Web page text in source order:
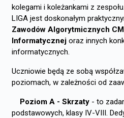
kolegami i koleżankami z
LIGA jest doskonałym
Zawodów Algorytmicznych
Informatycznej oraz innych
informatycznych.
Uczniowie będą ze sobą
poziomach, w zależności od
Poziom A - Skrzaty - to
podstawowych, klasy IV-VIII.